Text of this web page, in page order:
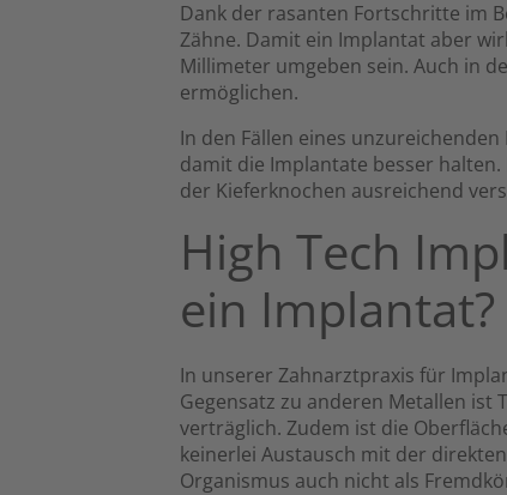
Dank der rasanten Fortschritte im
Zähne. Damit ein Implantat aber
Millimeter umgeben sein. Auch in
ermöglichen.
In den Fällen eines
damit die Implantate besser
der Kieferknochen ausreichend
High Tech
ein Implantat?
In unserer Zahnarztpraxis für
Gegensatz zu anderen Metallen
verträglich. Zudem ist die
keinerlei Austausch mit der
Organismus auch nicht als